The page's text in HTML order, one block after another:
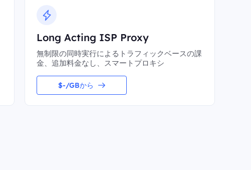
Long Acting ISP Proxy
無制限の同時実行によるトラフィックベースの課
金、追加料金なし、スマートプロキシ
$-/GBから